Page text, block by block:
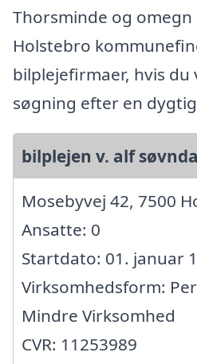
Thorsminde og
Holstebro
bilplejefirmaer, hvis du
søgning efter en
bilplejen v. alf
Mosebyvej 42, 7500
Ansatte: 0
Startdato: 01. januar
Virksomhedsform:
Mindre Virksomhed
CVR: 11253989